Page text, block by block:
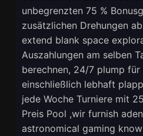
unbegrenzten 75 %
zusätzlichen Drehungen
extend blank space
Auszahlungen am selben
berechnen, 24/7 plump für
einschließlich lebhaft
jede Woche Turniere mit
Preis Pool ,wir furnish
astronomical gaming